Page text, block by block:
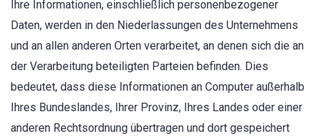
Ihre Informationen, einschließlich personenbezogener
Daten, werden in den Niederlassungen des Unternehmens
und an allen anderen Orten verarbeitet, an denen sich die an
der Verarbeitung beteiligten Parteien befinden. Dies
bedeutet, dass diese Informationen an Computer außerhalb
Ihres Bundeslandes, Ihrer Provinz, Ihres Landes oder einer
anderen Rechtsordnung übertragen und dort gespeichert